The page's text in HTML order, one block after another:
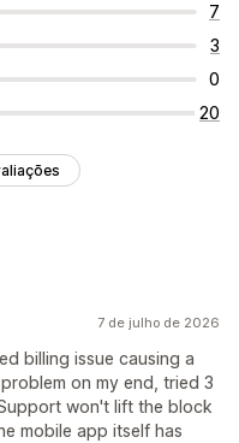
7
3
0
20
7 de julho de 2026
billing issue causing a
on my end, tried 3
won't lift the block
mobile app itself has